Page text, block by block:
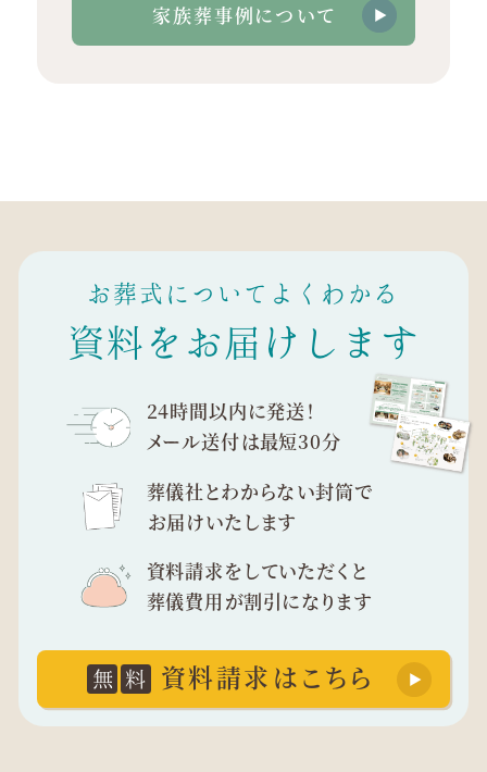
家族葬事例について
お葬式についてよくわかる
資料をお届けします
24時間以内に発送！
メール送付は最短30分
葬儀社とわからない封筒で
お届けいたします
資料請求をしていただくと
葬儀費用が割引になります
無 料 資料請求はこちら